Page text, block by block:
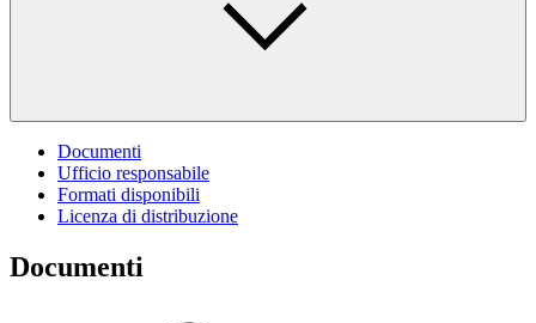
Documenti
Ufficio responsabile
Formati disponibili
Licenza di distribuzione
Documenti